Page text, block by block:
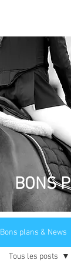
BONS
Bons plans & News
Tous les posts